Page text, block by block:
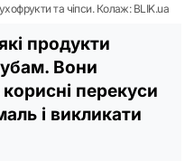
та чіпси. Колаж: BLIK.ua
продукти
Вони
перекуси
і викликати